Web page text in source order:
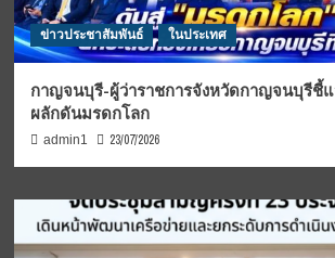
ข่าวประชาสัมพันธ์ ในประเทศ
กาญจนบุรี-ผู้ว่าราชการจังหวัดกาญจนบุรีชี้
ผลักดันมรดกโลก
admin1 23/07/2026